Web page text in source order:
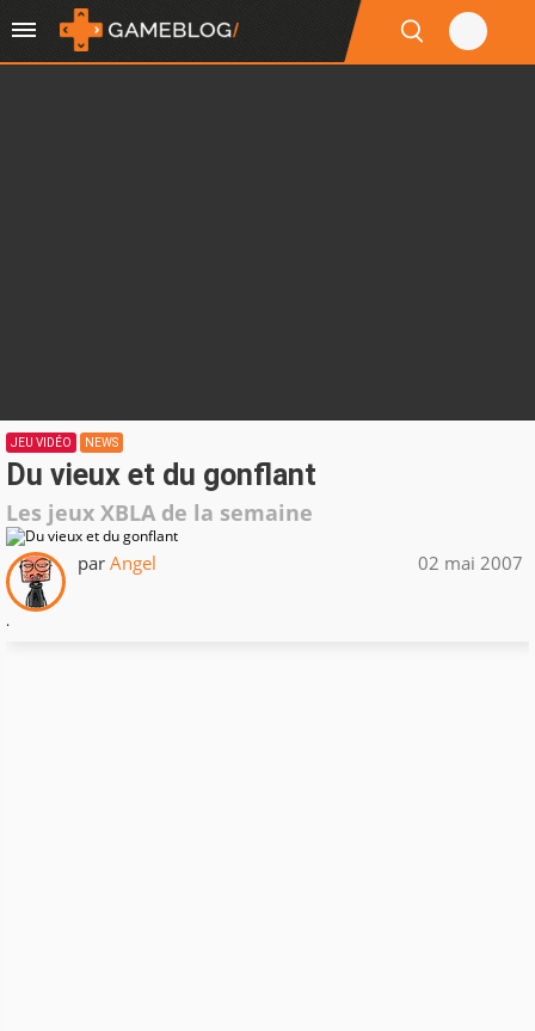
JEU VIDÉO NEWS
Du vieux et du gonflant
Les jeux XBLA de la semaine
par Angel 02 mai 2007
.